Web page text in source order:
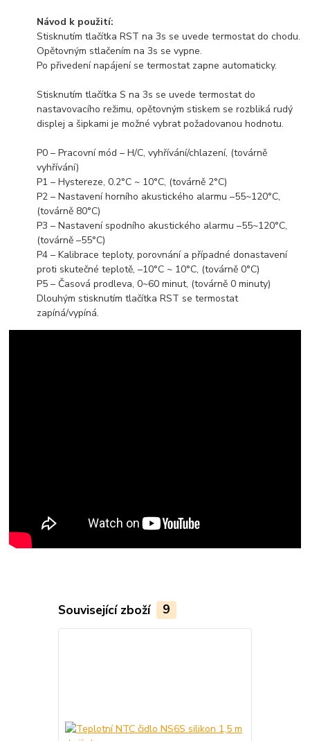
Návod k použití:
Stisknutím tlačítka RST na 3s se uvede termostat do chodu.
Opětovným stlačením na 3s se vypne.
Po přivedení napájení se termostat zapne automaticky.
Stisknutím tlačítka S na 3s se uvede termostat do
nastavovacího režimu, opětovným stiskem se rozbliká rudý
displej a šipkami je možné vybrat požadovanou hodnotu.
P0 – Pracovní mód – H/C, vyhřívání/chlazení, (továrně
vyhřívání)
P1 – Hystereze, 0.2°C ~ 10°C, (továrně 2°C)
P2 – Nastavení horního akustického alarmu –55~120°C,
(továrně 80°C)
P3 – Nastavení spodního akustického alarmu –55~120°C,
(továrně –55°C)
P4 – Kalibrace teploty, porovnání a případné donastavení
proti skutečné teplotě, –10°C ~ 10°C, (továrně 0°C)
P5 – Časová prodleva, 0~60 minut, (továrně 0 minuty)
Dlouhým stisknutím tlačítka RST se termostat
zapíná/vypíná.
Související zboží 9